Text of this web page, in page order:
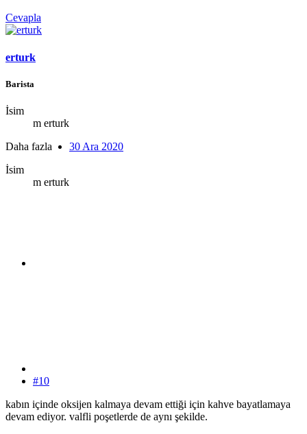
Cevapla
erturk
Barista
İsim
m erturk
Daha fazla
İsim
m erturk
30 Ara 2020
#10
kabın içinde oksijen kalmaya devam ettiği için kahve bayatlamaya
devam ediyor. valfli poşetlerde de aynı şekilde.